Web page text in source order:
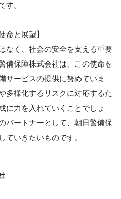
す。
命と展望】
なく、社会の安全を支える重要
備保障株式会社は、この使命を
サービスの提供に努めていま
多様化するリスクに対応するた
に力を入れていくことでしょ
パートナーとして、朝日警備保
ていきたいものです。